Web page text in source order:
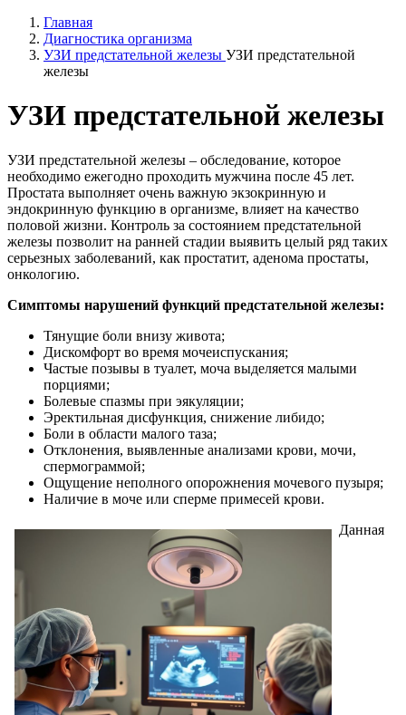
Главная
Диагностика организма
УЗИ предстательной железы УЗИ предстательной
железы
УЗИ предстательной железы
УЗИ предстательной железы – обследование, которое
необходимо ежегодно проходить мужчина после 45 лет.
Простата выполняет очень важную экзокринную и
эндокринную функцию в организме, влияет на качество
половой жизни. Контроль за состоянием предстательной
железы позволит на ранней стадии выявить целый ряд таких
серьезных заболеваний, как простатит, аденома простаты,
онкологию.
Симптомы нарушений функций предстательной железы:
Тянущие боли внизу живота;
Дискомфорт во время мочеиспускания;
Частые позывы в туалет, моча выделяется малыми
порциями;
Болевые спазмы при эякуляции;
Эректильная дисфункция, снижение либидо;
Боли в области малого таза;
Отклонения, выявленные анализами крови, мочи,
спермограммой;
Ощущение неполного опорожнения мочевого пузыря;
Наличие в моче или сперме примесей крови.
Данная